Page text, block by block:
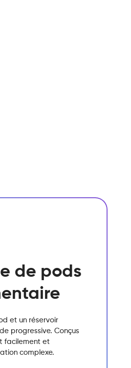
de pods
et un réservoir
progressive. Conçus
facilement et
complexe.